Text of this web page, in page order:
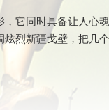
它同时具备让人心
烈新疆戈壁，把几